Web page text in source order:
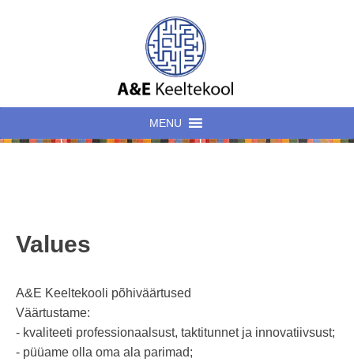
MENU
Values
A&E Keeltekooli põhiväärtused
Väärtustame:
- kvaliteeti professionaalsust, taktitunnet ja innovatiivsust;
- püüame olla oma ala parimad;